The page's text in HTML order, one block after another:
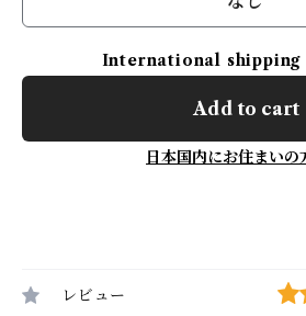
International shipping
Add to cart
日本国内にお住まいの
レビュー